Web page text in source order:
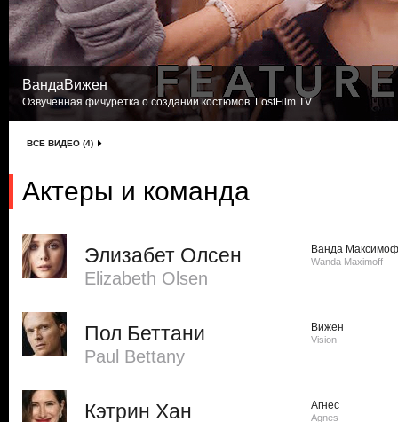
ВандаВижен
Озвученная фичуретка о создании костюмов. LostFilm.TV
ВСЕ ВИДЕО (4)
Актеры и команда
Элизабет Олсен
Elizabeth Olsen
Ванда
Wanda Maximoff
Пол Беттани
Paul Bettany
Вижен
Vision
Кэтрин Хан Агнес
Agnes